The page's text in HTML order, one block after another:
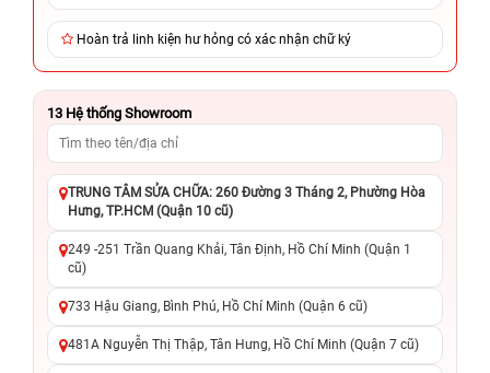
Hoàn trả linh kiện hư hỏng có xác nhận chữ ký
13 Hệ thống Showroom
TRUNG TÂM SỬA CHỮA: 260 Đường 3 Tháng 2, Phường Hòa
Hưng, TP.HCM (Quận 10 cũ)
249 -251 Trần Quang Khải, Tân Định, Hồ Chí Minh (Quận 1
cũ)
733 Hậu Giang, Bình Phú, Hồ Chí Minh (Quận 6 cũ)
481A Nguyễn Thị Thập, Tân Hưng, Hồ Chí Minh (Quận 7 cũ)